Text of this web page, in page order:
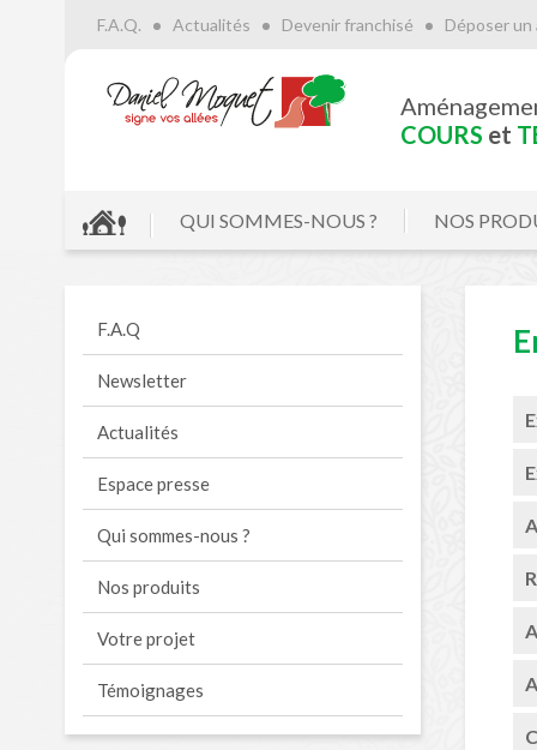
F.A.Q. Actualités Devenir franchisé Déposer un
COURS et
QUI SOMMES-NOUS ? NOS
F.A.Q
Newsletter
Actualités
Espace presse
Qui sommes-nous ?
Nos produits
Votre projet
Témoignages